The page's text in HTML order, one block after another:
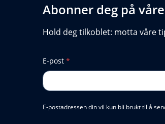
Abonner deg på
Hold deg tilkoblet: motta våre
E-post *
E-postadressen din vil kun bli brukt til å